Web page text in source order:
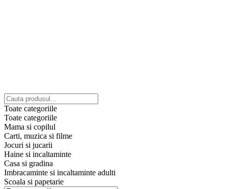
Toate categoriile
Toate categoriile
Mama si copilul
Carti, muzica si filme
Jocuri si jucarii
Haine si incaltaminte
Casa si gradina
Imbracaminte si incaltaminte adulti
Scoala si papetarie